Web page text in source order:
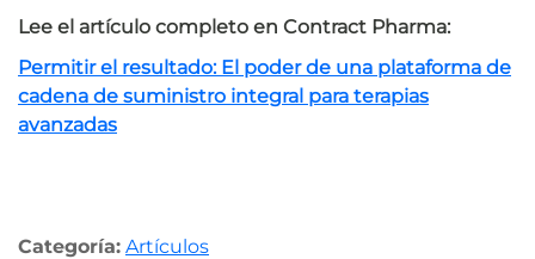
Lee el artículo completo en Contract Pharma:
Permitir el resultado: El poder de una plataforma de
cadena de suministro integral para terapias
avanzadas
Categoría: Artículos